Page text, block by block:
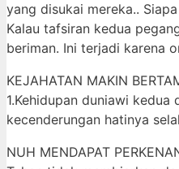
yang disukai mereka..
Kalau tafsiran kedua
beriman. Ini terjadi karena
KEJAHATAN MAKIN
1.Kehidupan duniawi
kecenderungan hatinya
NUH MENDAPAT